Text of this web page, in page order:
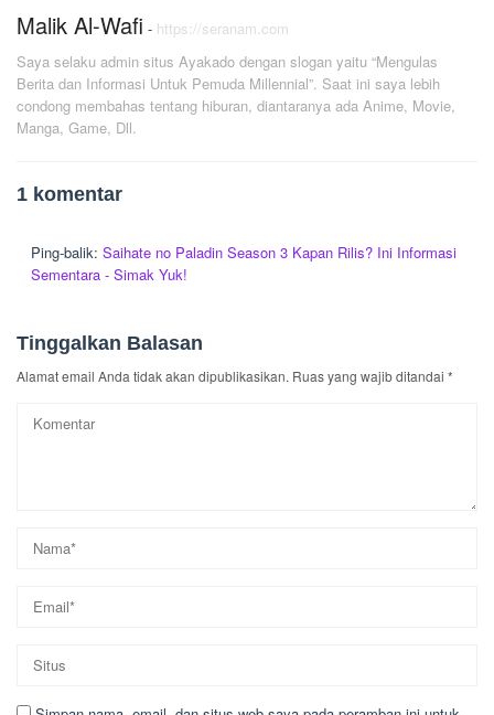
Malik Al-Wafi - https://seranam.com
Saya selaku admin situs Ayakado dengan slogan yaitu “Mengulas
Berita dan Informasi Untuk Pemuda Millennial”. Saat ini saya lebih
condong membahas tentang hiburan, diantaranya ada Anime, Movie,
Manga, Game, Dll.
1 komentar
Ping-balik: Saihate no Paladin Season 3 Kapan Rilis? Ini Informasi
Sementara - Simak Yuk!
Tinggalkan Balasan
Alamat email Anda tidak akan dipublikasikan. Ruas yang wajib ditandai *